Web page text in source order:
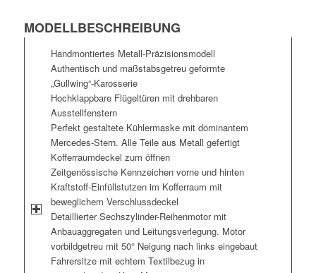
MODELLBESCHREIBUNG
Handmontiertes Metall-Präzisionsmodell
Authentisch und maßstabsgetreu geformte
„Gullwing“-Karosserie
Hochklappbare Flügeltüren mit drehbaren
Ausstellfenstern
Perfekt gestaltete Kühlermaske mit dominantem
Mercedes-Stern. Alle Teile aus Metall gefertigt
Kofferraumdeckel zum öffnen
Zeitgenössische Kennzeichen vorne und hinten
Kraftstoff-Einfüllstutzen im Kofferraum mit
beweglichem Verschlussdeckel
Detaillierter Sechszylinder-Reihenmotor mit
Anbauaggregaten und Leitungsverlegung. Motor
vorbildgetreu mit 50° Neigung nach links eingebaut
Fahrersitze mit echtem Textilbezug in